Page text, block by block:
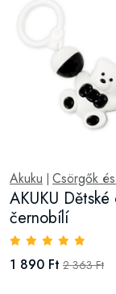
Akuku Csörgők
AKUKU
černobílí
1 890 Ft 2 363 Ft